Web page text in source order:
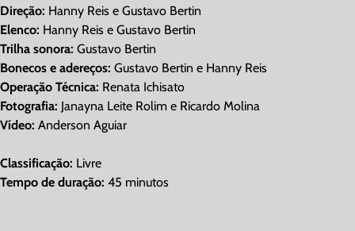
Direção: Hanny Reis e Gustavo Bertin
Elenco: Hanny Reis e Gustavo Bertin
Trilha sonora: Gustavo Bertin
Bonecos e adereços: Gustavo Bertin e Hanny Reis
Operação Técnica: Renata Ichisato
Fotografia: Janayna Leite Rolim e Ricardo Molina
Vídeo: Anderson Aguiar
Classificação: Livre
Tempo de duração: 45 minutos